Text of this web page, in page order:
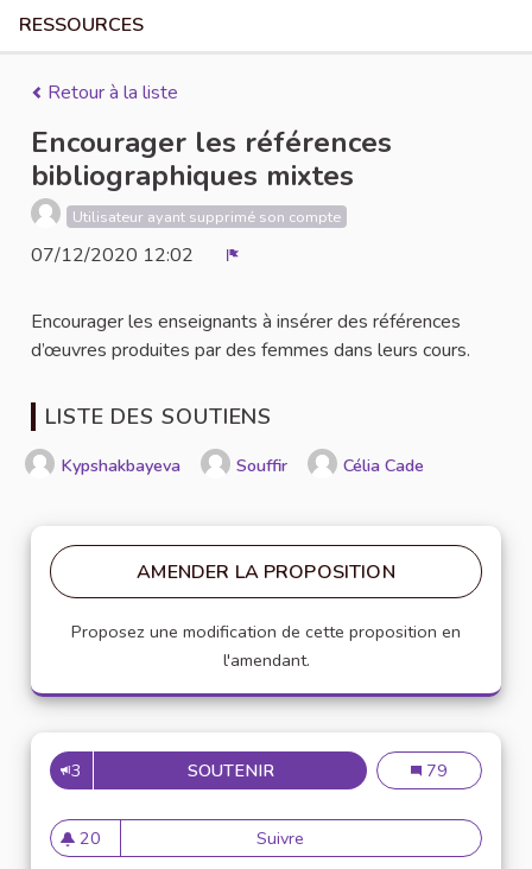
RESSOURCES
Retour à la liste
Encourager les références
bibliographiques mixtes
Utilisateur ayant supprimé son compte
07/12/2020 12:02
Encourager les enseignants à insérer des références
d’œuvres produites par des femmes dans leurs cours.
LISTE DES SOUTIENS
Kypshakbayeva Souffir Célia Cade
AMENDER LA PROPOSITION
Proposez une modification de cette proposition en
l'amendant.
3 SOUTENIRENCOURAGER LESEncourager
79
20
20 abonnés
Suivre Encourager les références